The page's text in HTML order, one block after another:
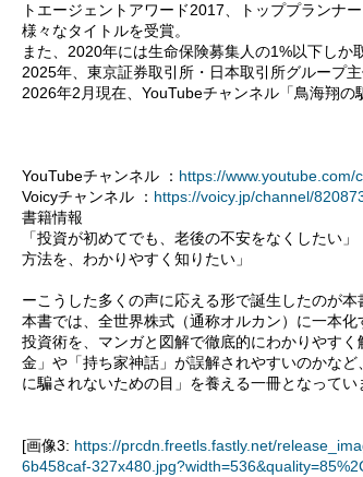
トエージェントアワード2017、トッププランナ
様々なタイトルを受賞。
また、2020年には生命保険募集人の1%以下しか
2025年、東京証券取引所・日本取引所グループ
2026年2月現在、YouTubeチャンネル「鳥海翔の
YouTubeチャンネル ： https://www.youtube.com/
Voicyチャンネル ： https://voicy.jp/channel/
書籍情報
「投資が初めてでも、老後の不安をなくしたい
方法を、わかりやすく知りたい」
ーこうした多くの声に応える形で誕生したのが本
本書では、全世界株式（通称オルカン）に一本
投資術を、マンガと図解で徹底的にわかりやす
金」や「持ち家神話」が誤解されやすいのかな
に騙されないための目」を養える一冊となってい
[画像3: https://prcdn.freetls.fastly.net/
6b458caf-